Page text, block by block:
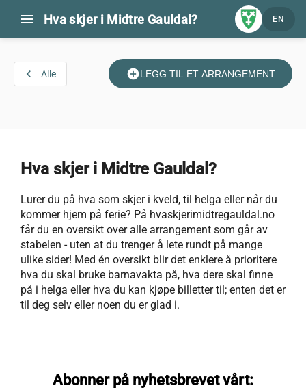
menu Hva skjer i Midtre Gauldal? EN
navigate_before Alle add_circleLEGG TIL ET ARRANGEMENT
Hva skjer i Midtre Gauldal?
Lurer du på hva som skjer i kveld, til helga eller når du
kommer hjem på ferie? På hvaskjerimidtregauldal.no
får du en oversikt over alle arrangement som går av
stabelen - uten at du trenger å lete rundt på mange
ulike sider! Med én oversikt blir det enklere å prioritere
hva du skal bruke barnavakta på, hva dere skal finne
på i helga eller hva du kan kjøpe billetter til; enten det er
til deg selv eller noen du er glad i.
Abonner på nyhetsbrevet vårt: